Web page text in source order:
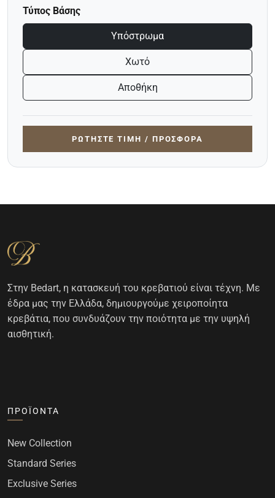
Τύπος Βάσης
Υπόστρωμα
Χωτό
Αποθήκη
ΡΩΤΉΣΤΕ ΤΙΜΉ / ΠΡΟΣΦΟΡΆ
Στην Bedart, η κατασκευή του κρεβατιού είναι τέχνη. Με
έδρα μας την Ελλάδα, δημιουργούμε χειροποίητα
κρεβάτια, που συνδυάζουν την ποιότητα με την υψηλή
αισθητική.
ΠΡΟΪΌΝΤΑ
New Collection
Standard Series
Exclusive Series